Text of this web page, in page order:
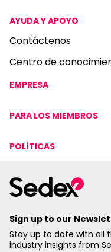
AYUDA Y APOYO
Contáctenos
Centro de
EMPRESA
PARA LOS MIEMBROS
POLÍTICAS
Sign up to our
Stay up to date with all
industry insights from